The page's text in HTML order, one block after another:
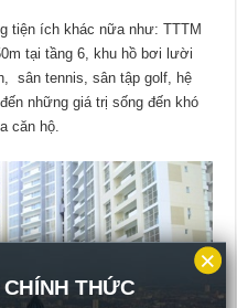
tiện ích khác nữa như: TTTM
tại tầng 6, khu hồ bơi lười
sân tennis, sân tập golf, hệ
những giá trị sống đến khó
căn hộ.
THỨC
×